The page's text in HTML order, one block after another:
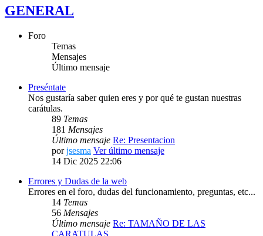
GENERAL
Foro
Temas
Mensajes
Último mensaje
Preséntate
Nos gustaría saber quien eres y por qué te gustan nuestras
carátulas.
89 Temas
181 Mensajes
Último mensaje Re: Presentacion
porjsesma Ver último mensaje
14 Dic 2025 22:06
Errores y Dudas de la web
Errores en el foro, dudas del funcionamiento, preguntas, etc...
14 Temas
56 Mensajes
Último mensaje Re: TAMAÑO DE LAS